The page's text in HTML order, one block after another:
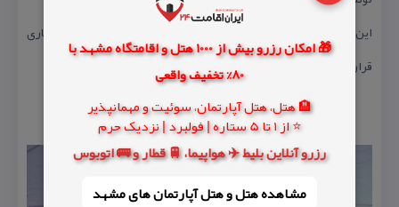
🎁 امکان رزرو بیش از 1000 هتل و اقامتگاه مشهد با
80% تخفیف واقعی
🏨 هتل، هتل آپارتمان، سوئیت و مهمانپذیر
⭐ از 1 تا 5 ستاره | فولبرد | نزدیک حرم
رزرو آنلاین بلیط ✈️ هواپیما، 🚆 قطار و 🚌 اتوبوس
مشاهده هتل و هتل‌ آپارتمان های مشهد
این روستا شورای اسلامی ندارد و تمامی مسئولیتهای شورا بر عهده دهیاری
قرار گرفته است.